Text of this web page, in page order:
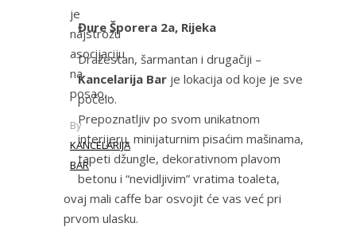
je
najstrožu
asocijaciju
na
posao…
By
KANCELARIJA
BAR
Đure Šporera 2a, Rijeka
Dražestan, šarmantan i drugačiji –
Kancelarija Bar je lokacija od koje je sve
počelo.
Prepoznatljiv po svom unikatnom
interijeru, minijaturnim pisaćim mašinama,
tapeti džungle, dekorativnom plavom
betonu i “nevidljivim” vratima toaleta,
ovaj mali caffe bar osvojit će vas već pri
prvom ulasku.